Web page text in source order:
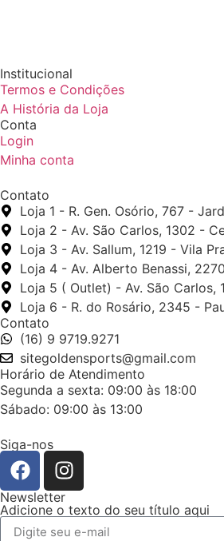
Institucional
Termos e Condições
A História da Loja
Conta
Login
Minha conta
Contato
Loja 1 - R. Gen. Osório, 767 -
Loja 2 - Av. São Carlos, 1302 -
Loja 3 - Av. Sallum, 1219 - Vila
Loja 4 - Av. Alberto Benassi,
Loja 5 ( Outlet) - Av. São Carlos,
Loja 6 - R. do Rosário, 2345 -
Contato
(16) 9 9719.9271
sitegoldensports@gmail.com
Horário de Atendimento
Segunda a sexta: 09:00 às 18:00
Sábado: 09:00 às 13:00
Siga-nos
Newsletter
Adicione o texto do seu título aqui